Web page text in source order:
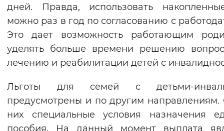
дней. Правда, использовать
можно раз в год по согласованию с
Это дает возможность работающим
уделять больше времени решению
лечению и реабилитации детей с
Льготы для семей с детьми-
предусмотрены и по другим направлениям.
них специальные условия назначения
пособия. На данный момент выплата